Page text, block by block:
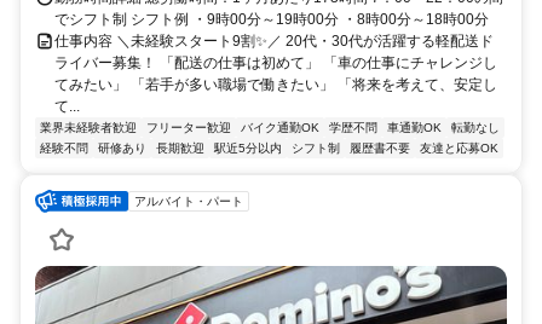
でシフト制 シフト例 ・9時00分～19時00分 ・8時00分～18時00分
仕事内容 ＼未経験スタート9割✨／ 20代・30代が活躍する軽配送ド
ライバー募集！ 「配送の仕事は初めて」 「車の仕事にチャレンジし
てみたい」 「若手が多い職場で働きたい」 「将来を考えて、安定し
て...
業界未経験者歓迎 フリーター歓迎 バイク通勤OK 学歴不問 車通勤OK
転勤なし
経験不問
研修あり 長期歓迎 駅近5分以内 シフト制 履歴書不要 友達と応募OK
アルバイト・パート